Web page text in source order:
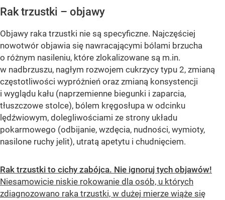
Rak trzustki – objawy
Objawy raka trzustki nie są specyficzne. Najczęściej
nowotwór objawia się nawracającymi bólami brzucha
o różnym nasileniu, które zlokalizowane są m.in.
w nadbrzuszu, nagłym rozwojem cukrzycy typu 2, zmianą
częstotliwości wypróżnień oraz zmianą konsystencji
i wyglądu kału (naprzemienne biegunki i zaparcia,
tłuszczowe stolce), bólem kręgosłupa w odcinku
lędźwiowym, dolegliwościami ze strony układu
pokarmowego (odbijanie, wzdęcia, nudności, wymioty,
nasilone ruchy jelit), utratą apetytu i chudnięciem.
Rak trzustki to cichy zabójca. Nie ignoruj tych objawów!
Niesamowicie niskie rokowanie dla osób, u których
zdiagnozowano raka trzustki, w dużej mierze wiąże się